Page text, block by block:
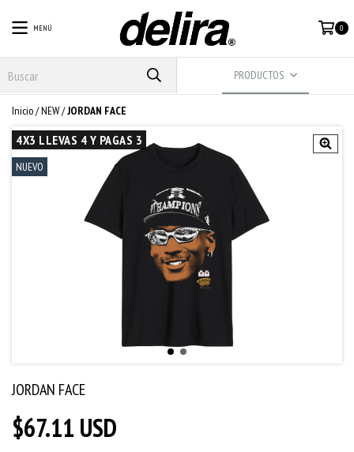
MENÚ 0
PRODUCTOS
Inicio/NEW/JORDAN FACE
4X3 LLEVAS 4 Y PAGAS 3
NUEVO
JORDAN FACE
$67.11 USD